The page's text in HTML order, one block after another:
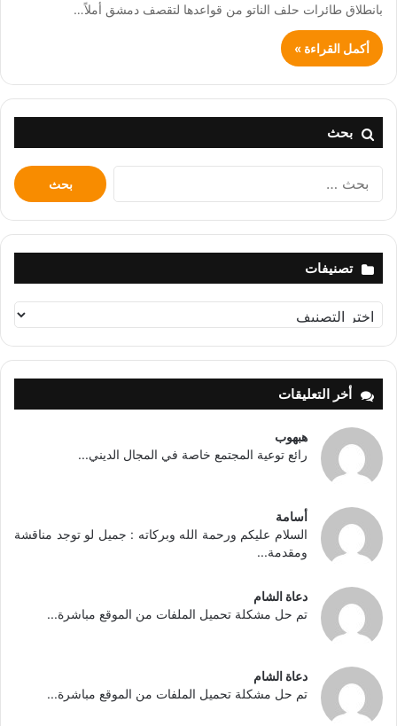
بانطلاق طائرات حلف الناتو من قواعدها لتقصف دمشق أملاً…
أكمل القراءة »
بحث
البحث
عن:
تصنيفات
تصنيفات
أخر التعليقات
هبهوب
رائع توعية المجتمع خاصة في المجال الديني...
أسامة
السلام عليكم ورحمة الله وبركاته : جميل لو توجد مناقشة
ومقدمة...
دعاة الشام
تم حل مشكلة تحميل الملفات من الموقع مباشرة...
دعاة الشام
تم حل مشكلة تحميل الملفات من الموقع مباشرة...